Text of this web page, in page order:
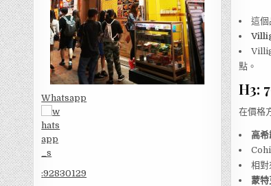
Whatsapp
:92830129
這個
點。
H3:
在價格
高希
相
蒙特